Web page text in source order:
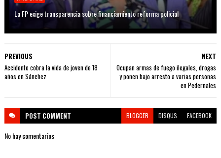
La FP exige transparencia sobre financiamiento reforma policial
NEXT
Ocupan armas de fuego ilegales, drogas
y ponen bajo arresto a varias personas
en Pedernales
PREVIOUS
Accidente cobra la vida de joven de 18
años en Sánchez
POST COMMENT BLOGGER DISQUS FACEBOOK
No hay comentarios